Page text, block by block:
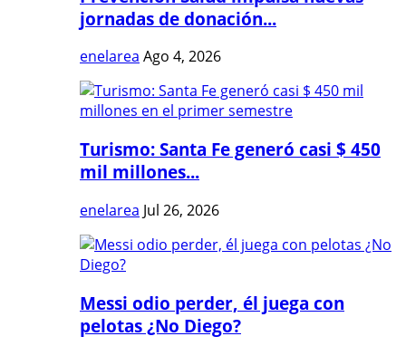
jornadas de donación...
enelarea Ago 4, 2026
Turismo: Santa Fe generó casi $ 450
mil millones...
enelarea Jul 26, 2026
Messi odio perder, él juega con
pelotas ¿No Diego?